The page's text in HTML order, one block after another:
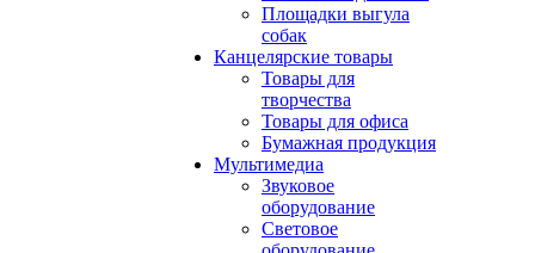
Площадки выгула
собак
Канцелярские товары
Товары для
творчества
Товары для офиса
Бумажная продукция
Мультимедиа
Звуковое
оборудование
Световое